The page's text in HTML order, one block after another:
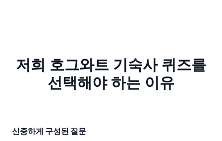
저희 호그와트 기숙사 퀴즈를
선택해야 하는 이유
신중하게 구성된 질문